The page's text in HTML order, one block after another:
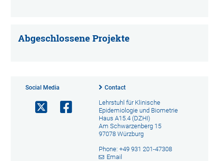
Abgeschlossene Projekte
Social Media Contact
Lehrstuhl für Klinische
Epidemiologie und Biometrie
Haus A15.4 (DZHI)
Am Schwarzenberg 15
97078 Würzburg
Phone: +49 931 201-47308
Email